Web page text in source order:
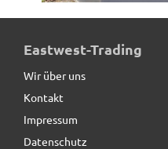
Pflanztrog, Pflanzkübel,
Eastwest-Trading
Wir über uns
Kontakt
Impressum
Datenschutz